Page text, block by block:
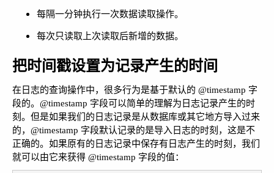
每隔一分钟执行一次数据读取操作。
每次只读取上次读取后新增的数据。
把时间戳设置为记录产生的时间
在日志的查询操作中，很多行为是基于默认的 @timestamp 字
段的。@timestamp 字段可以简单的理解为日志记录产生的时
刻。但是如果我们的日志记录是从数据库或其它地方导入过来
的，@timestamp 字段默认记录的是导入日志的时刻，这是不
正确的。如果原有的日志记录中保存有日志产生的时刻，我们
就可以由它来获得 @timestamp 字段的值：